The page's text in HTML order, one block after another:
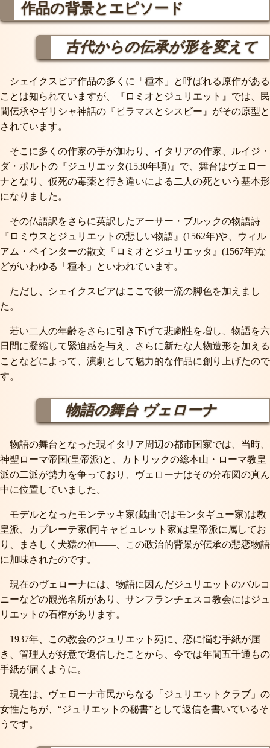
作品の背景とエピソード
古代からの伝承が形を変えて
シェイクスピア作品の多くに「種本」と呼ばれる原作がある
ことは知られていますが、『ロミオとジュリエット』では、民
間伝承やギリシャ神話の『ピラマスとシスビー』がその原型と
されています。
そこに多くの作家の手が加わり、イタリアの作家、ルイジ・
ダ・ポルトの『ジュリエッタ(1530年頃)』で、舞台はヴェロー
ナとなり、仮死の毒薬と行き違いによる二人の死という基本形
になりました。
その仏語訳をさらに英訳したアーサー・ブルックの物語詩
『ロミウスとジュリエットの悲しい物語』(1562年)や、ウィル
アム・ペインターの散文『ロミオとジュリエッタ』(1567年)な
どがいわゆる「種本」といわれています。
ただし、シェイクスピアはここで彼一流の脚色を加えまし
た。
若い二人の年齢をさらに引き下げて悲劇性を増し、物語を六
日間に凝縮して緊迫感を与え、さらに新たな人物造形を加える
ことなどによって、演劇として魅力的な作品に創り上げたので
す。
物語の舞台 ヴェローナ
物語の舞台となった現イタリア周辺の都市国家では、当時、
神聖ローマ帝国(皇帝派)と、カトリックの総本山・ローマ教皇
派の二派が勢力を争っており、ヴェローナはその分布図の真ん
中に位置していました。
モデルとなったモンテッキ家(戯曲ではモンタギュー家)は教
皇派、カプレーテ家(同キャピュレット家)は皇帝派に属してお
り、まさしく犬猿の仲――、この政治的背景が伝承の悲恋物語
に加味されたのです。
現在のヴェローナには、物語に因んだジュリエットのバルコ
ニーなどの観光名所があり、サンフランチェスコ教会にはジュ
リエットの石棺があります。
1937年、この教会のジュリエット宛に、恋に悩む手紙が届
き、管理人が好意で返信したことから、今では年間五千通もの
手紙が届くように。
現在は、ヴェローナ市民からなる「ジュリエットクラブ」の
女性たちが、“ジュリエットの秘書”として返信を書いているそ
うです。